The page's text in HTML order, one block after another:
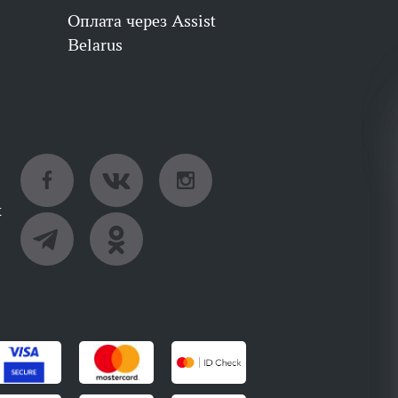
Оплата через Assist
Belarus